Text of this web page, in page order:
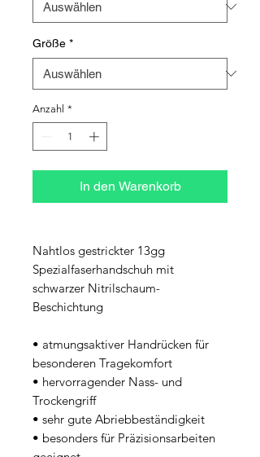
Größe *
Anzahl *
In den Warenkorb
Nahtlos gestrickter 13gg
Spezialfaserhandschuh mit
schwarzer Nitrilschaum-
Beschichtung
• atmungsaktiver Handrücken für
besonderen Tragekomfort
• hervorragender Nass- und
Trockengriff
• sehr gute Abriebbeständigkeit
• besonders für Präzisionsarbeiten